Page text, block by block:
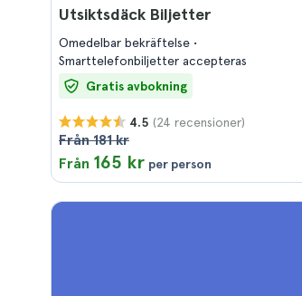
Utsiktsdäck Biljetter
Omedelbar bekräftelse
Smarttelefonbiljetter accepteras
Gratis avbokning
4.5 (24 recensioner)
Från 181 kr
Från 165 kr per person